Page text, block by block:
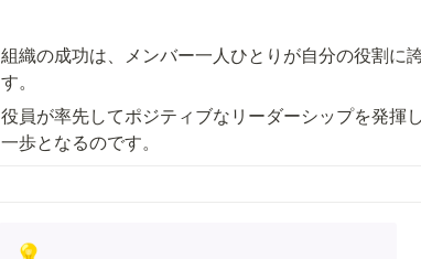
組織の成功は、メンバー一人ひとりが自分の役割に
す。
役員が率先してポジティブなリーダーシップを発揮
一歩となるのです。